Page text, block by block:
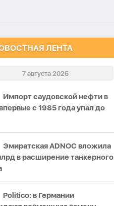
ЛЕНТА
7 августа 2026
Импорт саудовской нефти в
с 1985 года упал до
Эмиратская ADNOC вложила
в расширение танкерного
Politico: в Германии